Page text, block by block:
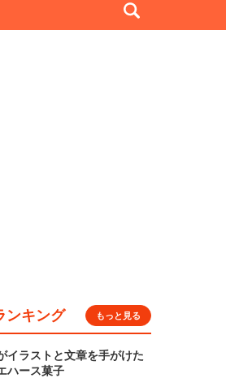
ンキング もっと見る
イラストと文章を手がけた
ハース菓子